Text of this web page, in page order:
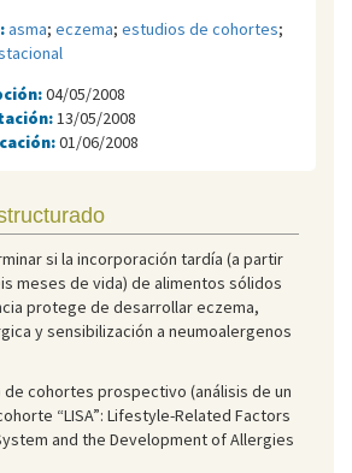
asma; eczema; estudios de cohortes;
04/05/2008
13/05/2008
01/06/2008
si la incorporación tardía (a partir
meses de vida) de alimentos sólidos
protege de desarrollar eczema,
y sensibilización a neumoalergenos
de cohortes prospectivo (análisis de un
“LISA”: Lifestyle-Related Factors
and the Development of Allergies